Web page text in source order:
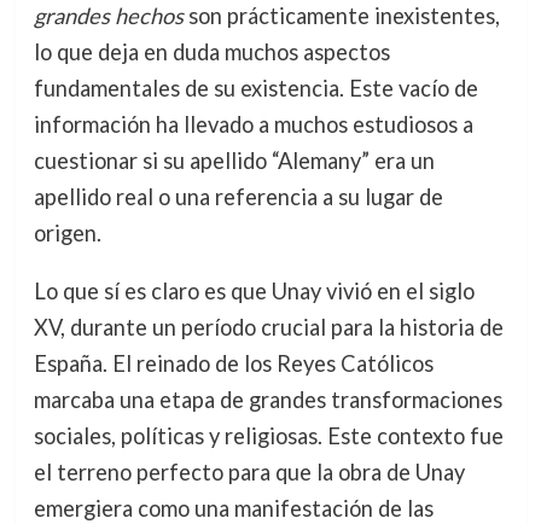
grandes hechosson prácticamente inexistentes,
lo que deja en duda muchos aspectos
fundamentales de su existencia. Este vacío de
información ha llevado a muchos estudiosos a
cuestionar si su apellido “Alemany” era un
apellido real o una referencia a su lugar de
origen.
Lo que sí es claro es que Unay vivió en el siglo
XV, durante un período crucial para la historia de
España. El reinado de los Reyes Católicos
marcaba una etapa de grandes transformaciones
sociales, políticas y religiosas. Este contexto fue
el terreno perfecto para que la obra de Unay
emergiera como una manifestación de las